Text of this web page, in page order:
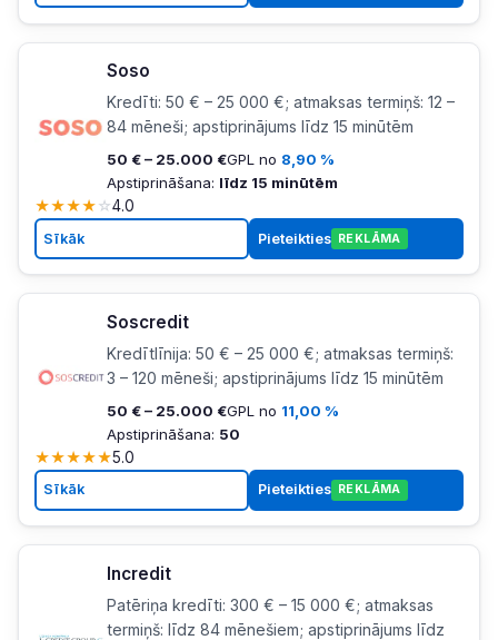
Soso
Kredīti: 50 € – 25 000 €; atmaksas termiņš: 12 –
84 mēneši; apstiprinājums līdz 15 minūtēm
50 € – 25.000 €GPL no 8,90 %
Apstiprināšana: līdz 15 minūtēm
★★★★☆4.0
Sīkāk Pieteikties REKLĀMA
Soscredit
Kredītlīnija: 50 € – 25 000 €; atmaksas termiņš:
3 – 120 mēneši; apstiprinājums līdz 15 minūtēm
50 € – 25.000 €GPL no 11,00 %
Apstiprināšana: 50
★★★★★5.0
Sīkāk Pieteikties REKLĀMA
Incredit
Patēriņa kredīti: 300 € – 15 000 €; atmaksas
termiņš: līdz 84 mēnešiem; apstiprinājums līdz